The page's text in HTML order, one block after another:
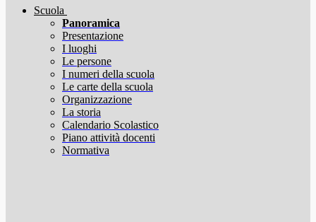
Scuola
Panoramica
Presentazione
I luoghi
Le persone
I numeri della scuola
Le carte della scuola
Organizzazione
La storia
Calendario Scolastico
Piano attività docenti
Normativa